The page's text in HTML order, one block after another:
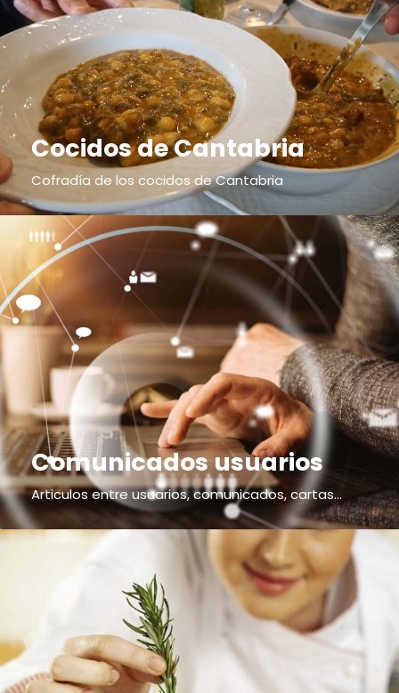
Cocidos de Cantabria
Cofradía de los cocidos de Cantabria
Comunicados usuarios
Articulos entre usuarios, comunicados, cartas...